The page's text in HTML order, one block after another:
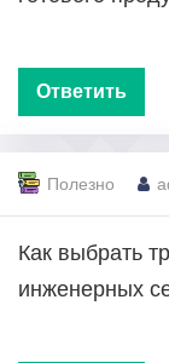
Ответить
Полезно
Как выбрать
инженерных